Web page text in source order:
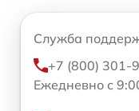
Служба
+7 (800) 301-
Ежедневно с